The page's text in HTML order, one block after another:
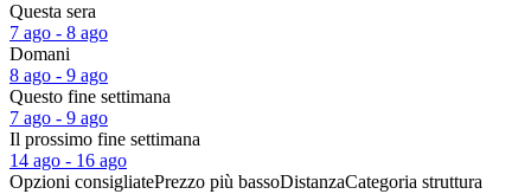
Questa sera
7 ago - 8 ago
Domani
8 ago - 9 ago
Questo fine settimana
7 ago - 9 ago
Il prossimo fine settimana
14 ago - 16 ago
Opzioni consigliatePrezzo più bassoDistanzaCategoria struttura